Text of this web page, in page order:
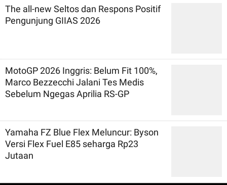
The all-new Seltos dan Respons Positif
Pengunjung GIIAS 2026
MotoGP 2026 Inggris: Belum Fit 100%,
Marco Bezzecchi Jalani Tes Medis
Sebelum Ngegas Aprilia RS-GP
Yamaha FZ Blue Flex Meluncur: Byson
Versi Flex Fuel E85 seharga Rp23
Jutaan